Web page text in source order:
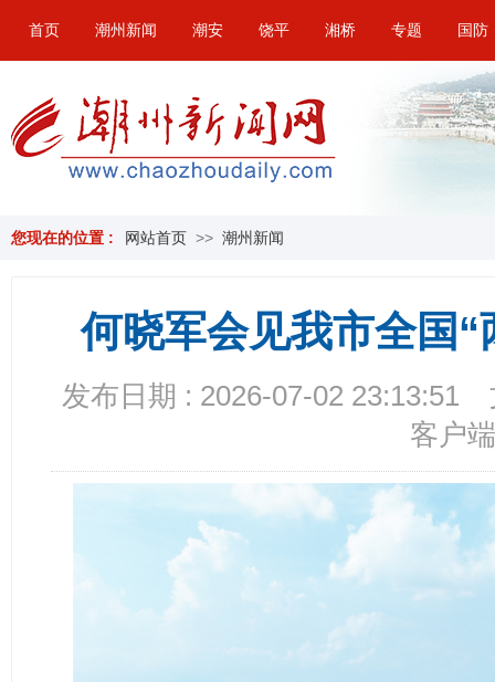
首页 潮州新闻 潮安 饶平 湘桥 专题 国防
您现在的位置 : 网站首页 >> 潮州新闻
何晓军会见我市全国
发布日期 : 2026-07-02 23:13:51
客户端